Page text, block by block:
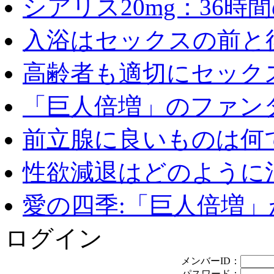
シアリス20mg：36時
入浴はセックスの前と
高齢者も適切にセック
「巨人倍増」のファ
前立腺に良いものは何
性欲減退はどのように
愛の四季:「巨人倍増
ログイン
メンバーID：